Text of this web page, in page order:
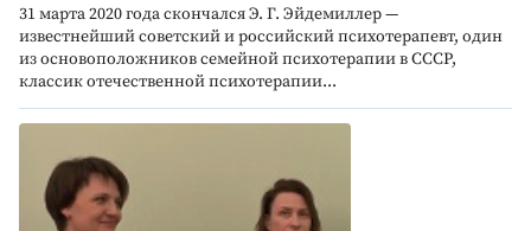
31 марта 2020 года скончался Э. Г. Эйдемиллер —
известнейший советский и российский психотерапевт, один
из основоположников семейной психотерапии в СССР,
классик отечественной психотерапии...